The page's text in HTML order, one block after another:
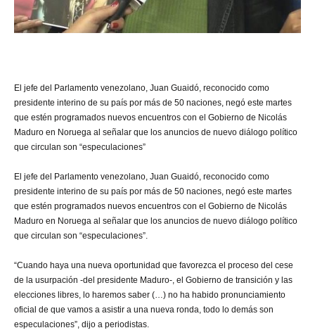
El jefe del Parlamento venezolano, Juan Guaidó, reconocido como
presidente interino de su país por más de 50 naciones, negó este martes
que estén programados nuevos encuentros con el Gobierno de Nicolás
Maduro en Noruega al señalar que los anuncios de nuevo diálogo político
que circulan son “especulaciones”
El jefe del Parlamento venezolano, Juan Guaidó, reconocido como
presidente interino de su país por más de 50 naciones, negó este martes
que estén programados nuevos encuentros con el Gobierno de Nicolás
Maduro en Noruega al señalar que los anuncios de nuevo diálogo político
que circulan son “especulaciones”.
“Cuando haya una nueva oportunidad que favorezca el proceso del cese
de la usurpación -del presidente Maduro-, el Gobierno de transición y las
elecciones libres, lo haremos saber (…) no ha habido pronunciamiento
oficial de que vamos a asistir a una nueva ronda, todo lo demás son
especulaciones”, dijo a periodistas.